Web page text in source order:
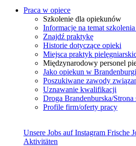
Praca w opiece
Szkolenie dla opiekunów
Informacje na temat
Znajdź praktykę
Historie dotyczące opieki
Miejsca praktyk
Międzynarodowy personel
Jako opiekun w
Poszukiwane zawody
Uznawanie kwalifikacji
Droga Brandenburska/Strona
Profile firm/oferty pracy
Unsere Jobs auf Instagram Frische
Aktivitäten